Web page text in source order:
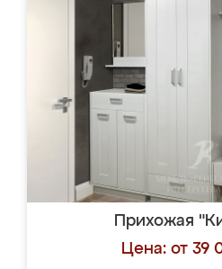
Прихожая
Цена: от 39